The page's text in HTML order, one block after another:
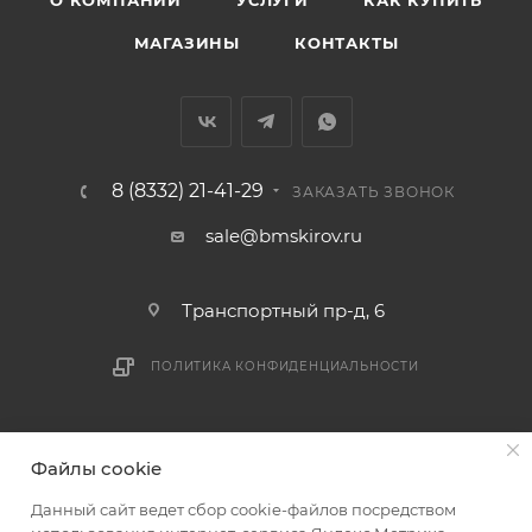
отсутствии подъездных путей поставщик вправе
Доставка заказов по России не осуществляется.
МАГАЗИНЫ КОНТАКТЫ
8 (8332) 21-41-29 ЗАКАЗАТЬ ЗВОНОК
sale@bmskirov.ru
Транспортный пр-д, 6
ПОЛИТИКА КОНФИДЕНЦИАЛЬНОСТИ
Файлы cookie
Данный сайт ведет сбор cookie-файлов посредством